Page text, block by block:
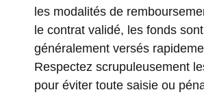
les modalités de
le contrat validé, les fonds sont
généralement versés
Respectez scrupuleusement
pour éviter toute saisie ou